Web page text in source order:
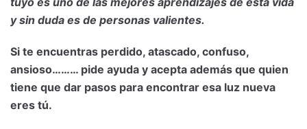
y sin duda es de personas valientes.
Si te encuentras perdido, atascado, confuso,
ansioso……… pide ayuda y acepta además que quien
tiene que dar pasos para encontrar esa luz nueva
eres tú.